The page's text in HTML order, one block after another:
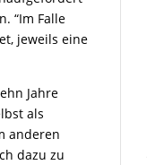
“Im Falle
jeweils eine
Jahre
als
anderen
dazu zu